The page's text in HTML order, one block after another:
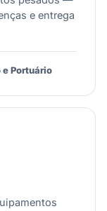
e entrega
Portuário